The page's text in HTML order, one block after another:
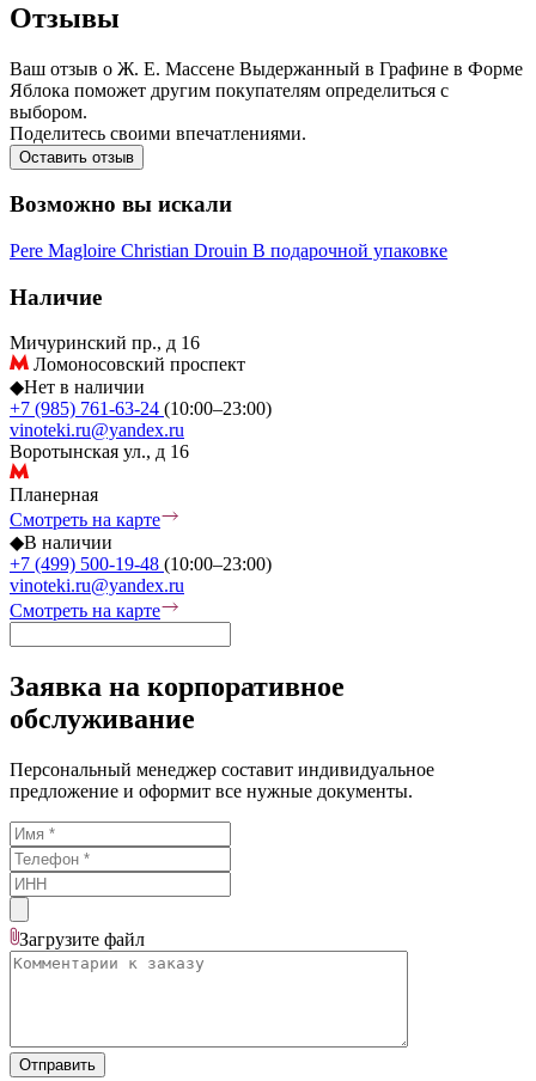
Отзывы
Ваш отзыв о Ж. Е. Массене Выдержанный в Графине в Форме
Яблока поможет другим покупателям определиться с
выбором.
Поделитесь своими впечатлениями.
Оставить отзыв
Возможно вы искали
Pere Magloire Christian Drouin В подарочной упаковке
Наличие
Мичуринский пр., д 16
Ломоносовский проспект
◆Нет в наличии
+7 (985) 761-63-24 (10:00–23:00)
vinoteki.ru@yandex.ru
Воротынская ул., д 16
Планерная
Смотреть на карте
◆В наличии
+7 (499) 500-19-48 (10:00–23:00)
vinoteki.ru@yandex.ru
Смотреть на карте
Заявка на корпоративное
обслуживание
Персональный менеджер составит индивидуальное
предложение и оформит все нужные документы.
Загрузите файл
Отправить